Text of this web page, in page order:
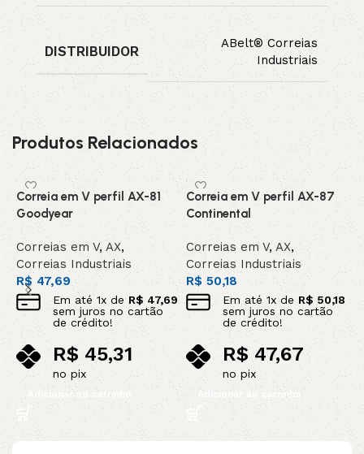
DISTRIBUIDOR
ABelt® Correias
Industriais
Produtos Relacionados
Correia em V perfil AX-81
Goodyear
Correias em V, AX,
Correias Industriais
R$ 47,69
Em até 1x deR$ 47,69
sem juros no cartão
de crédito!
R$45,31
no pix
Adicionar ao carrinho
Correia em V perfil AX-87
Continental
Correias em V,AX,
Correias Industriais
R$50,18
Em até1x deR$ 50,18
sem juros no cartão
de crédito!
R$ 47,67
no pix
Adicionar ao carrinho